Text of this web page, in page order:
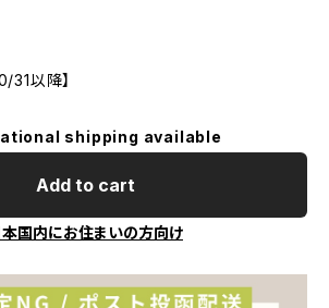
31以降】
shipping available
Add to cart
本国内にお住まいの方向け